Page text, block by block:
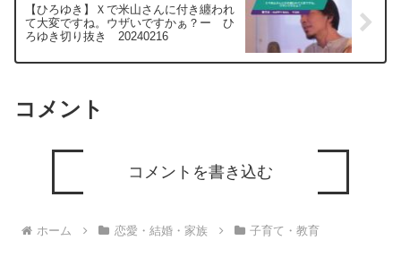
【ひろゆき】Ｘで米山さんに付き纏われ
て大変ですね。ウザいですかぁ？ー ひ
ろゆき切り抜き 20240216
コメント
コメントを書き込む
ホーム 恋愛・結婚・家族 子育て・教育